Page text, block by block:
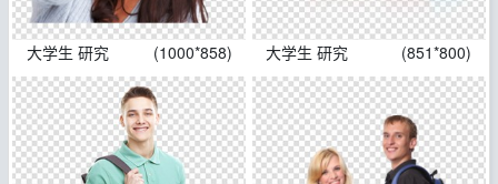
大学生 研究 (1000*858) 大学生 研究 (851*800)